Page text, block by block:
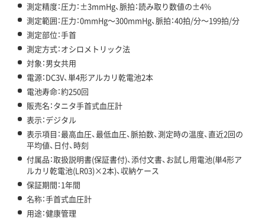
測定精度：圧力：±3mmHg、脈拍：読み取り数値の±4%
測定範囲：圧力：0mmHg～300mmHg、脈拍：40拍/分～199拍/分
測定部位：手首
測定方式：オシロメトリック法
対象：男女共用
電源：DC3V、単4形アルカリ乾電池2本
電池寿命：約250回
販売名：タニタ手首式血圧計
表示：デジタル
表示項目：最高血圧、最低血圧、脈拍数、測定時の温度、直近2回の
平均値、日付、時刻
付属品：取扱説明書(保証書付)、添付文書、お試し用電池(単4形ア
ルカリ乾電池(LR03)×2本)、収納ケース
保証期間：1年間
名称：手首式血圧計
用途：健康管理